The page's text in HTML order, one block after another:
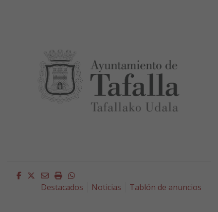
Facebook
Twitter
EmailImprimirWhatsapp
Destacados
Noticias Tablón de anuncios